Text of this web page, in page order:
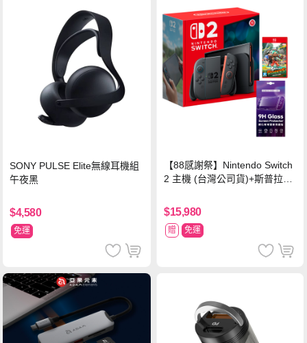
SONY PULSE Elite無線耳機組
午夜黑
$4,580
免運
【88感謝祭】Nintendo Switch
2 主機 (台灣公司貨)+斯普拉遁
$15,980
贈 免運